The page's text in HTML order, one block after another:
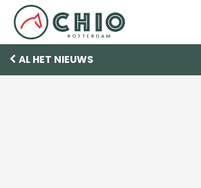
AL HET NIEUWS